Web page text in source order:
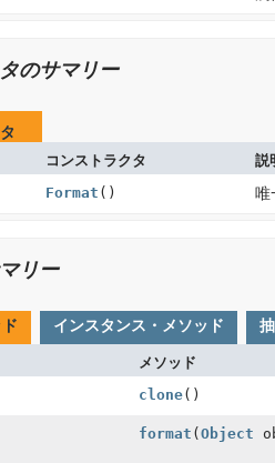
のサマリー
コンストラクタ
説
Format () 唯
リー
インスタンス・メソッド
メソッド
clone()
format ( Object